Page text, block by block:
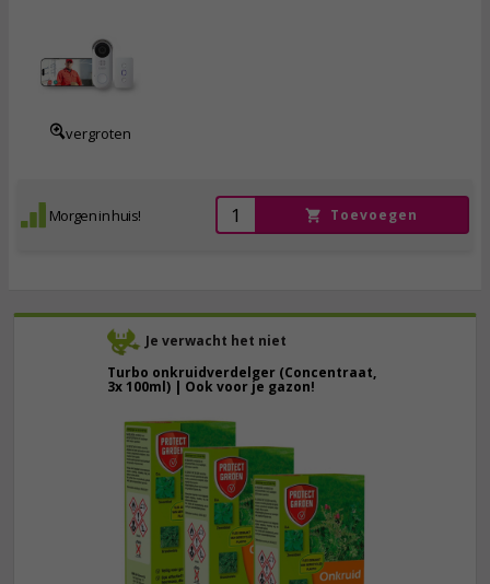
Je verwacht het niet
Turbo onkruidverdelger (Concentraat,
3x 100ml) | Ook voor je gazon!
vergroten
Morgen in huis! Toevoegen